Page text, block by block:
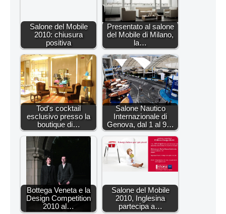
Salone del Mobile
2010: chiusura
positiva
Presentato al salone
del Mobile di Milano,
la…
Tod's cocktail
esclusivo presso la
boutique di…
Salone Nautico
Internazionale di
Genova, dal 1 al 9…
Bottega Veneta e la
Design Competition
2010 al…
Salone del Mobile
2010, Inglesina
partecipa a…